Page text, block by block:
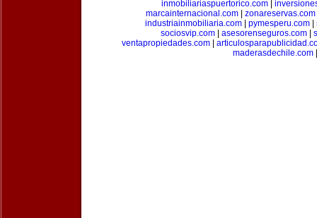
inmobiliariaspuertorico.com
marcainternacional.com| zonareservas.com
industriainmobiliaria.com| pymesperu.com|
sociosvip.com
asesorenseguros.com
ventapropiedades.com
maderasdechile.com